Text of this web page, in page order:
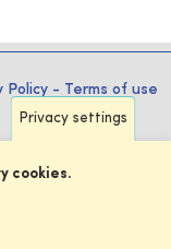
Policy - Terms of use
Privacy settings
cookies.